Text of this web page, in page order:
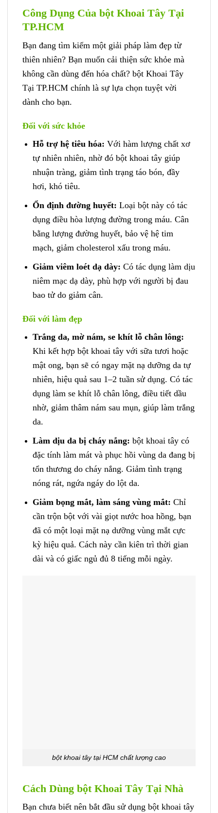
Công Dụng Của bột Khoai Tây Tại
TP.HCM
Bạn đang tìm kiếm một giải pháp làm đẹp từ
thiên nhiên? Bạn muốn cải thiện sức khỏe mà
không cần dùng đến hóa chất? bột Khoai Tây
Tại TP.HCM chính là sự lựa chọn tuyệt vời
dành cho bạn.
Đối với sức khỏe
Hỗ trợ hệ tiêu hóa: Với hàm lượng chất xơ
tự nhiên nhiên, nhờ đó bột khoai tây giúp
nhuận tràng, giảm tình trạng táo bón, đầy
hơi, khó tiêu.
Ổn định đường huyết: Loại bột này có tác
dụng điều hòa lượng đường trong máu. Cân
bằng lượng đường huyết, bảo vệ hệ tim
mạch, giảm cholesterol xấu trong máu.
Giảm viêm loét dạ dày: Có tác dụng làm dịu
niêm mạc dạ dày, phù hợp với người bị đau
bao tử do giảm cân.
Đối với làm đẹp
Trắng da, mờ nám, se khít lỗ chân lông:
Khi kết hợp bột khoai tây với sữa tươi hoặc
mật ong, bạn sẽ có ngay mặt nạ dưỡng da tự
nhiên, hiệu quả sau 1–2 tuần sử dụng. Có tác
dụng làm se khít lỗ chân lông, điều tiết dầu
nhờ, giảm thâm nám sau mụn, giúp làm trắng
da.
Làm dịu da bị cháy nắng: bột khoai tây có
đặc tính làm mát và phục hồi vùng da đang bị
tổn thương do cháy nắng. Giảm tình trạng
nóng rát, ngứa ngáy do lột da.
Giảm bọng mắt, làm sáng vùng mắt: Chỉ
cần trộn bột với vài giọt nước hoa hồng, bạn
đã có một loại mặt nạ dưỡng vùng mắt cực
kỳ hiệu quả. Cách này cần kiên trì thời gian
dài và có giấc ngủ đủ 8 tiếng mỗi ngày.
bột khoai tây tại HCM chất lượng cao
Cách Dùng bột Khoai Tây Tại Nhà
Bạn chưa biết nên bắt đầu sử dụng bột khoai tây